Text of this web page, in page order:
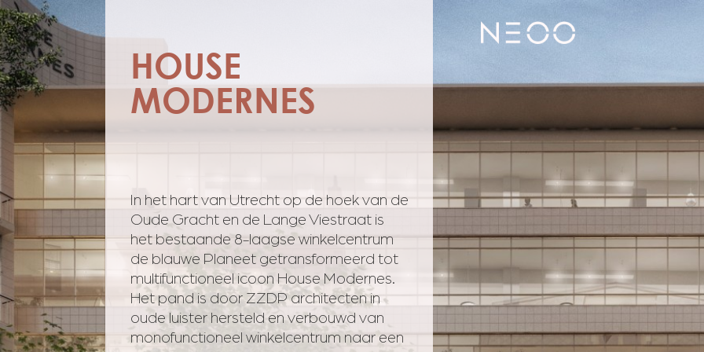
HOUSE
MODERNES
In het hart van Utrecht op de hoek van de
Oude Gracht en de Lange Viestraat is
het bestaande 8-laagse winkelcentrum
de blauwe Planeet getransformeerd tot
multifunctioneel icoon House Modernes.
Het pand is door ZZDP architecten in
oude luister hersteld en verbouwd van
monofunctioneel winkelcentrum naar een